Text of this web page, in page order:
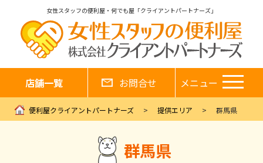
女性スタッフの便利屋・何でも屋「クライアントパートナーズ」
店舗一覧 お問合せ メニュー
便利屋クライアントパートナーズ 提供エリア 群馬県
群馬県